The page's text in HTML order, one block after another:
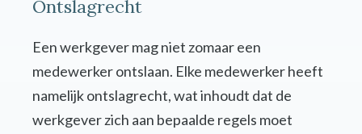
Ontslagrecht
Een werkgever mag niet zomaar een
medewerker ontslaan. Elke medewerker heeft
namelijk ontslagrecht, wat inhoudt dat de
werkgever zich aan bepaalde regels moet